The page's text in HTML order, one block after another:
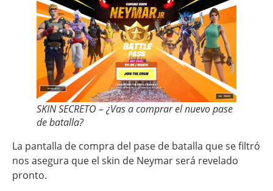
SKIN SECRETO – ¿Vas a comprar el nuevo pase
de batalla?
La pantalla de compra del pase de batalla que se filtró
nos asegura que el skin de Neymar será revelado
pronto.